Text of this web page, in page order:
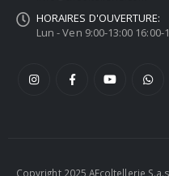
HORAIRES D'OUVERTURE:
Lun - Ven 9:00-13:00
Copyright 2025 AFcoltellerie